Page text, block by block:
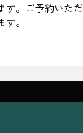
す。ご予約いただ
。